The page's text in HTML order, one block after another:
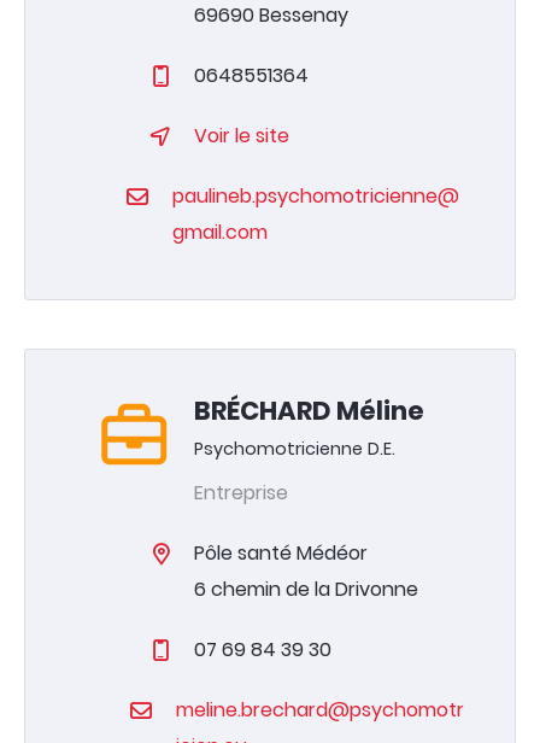
69690 Bessenay
0648551364
Voir le site
paulineb.psychomotricienne@
gmail.com
BRÉCHARD Méline
Psychomotricienne D.E.
Entreprise
Pôle santé Médéor
6 chemin de la Drivonne
07 69 84 39 30
meline.brechard@psychomotr